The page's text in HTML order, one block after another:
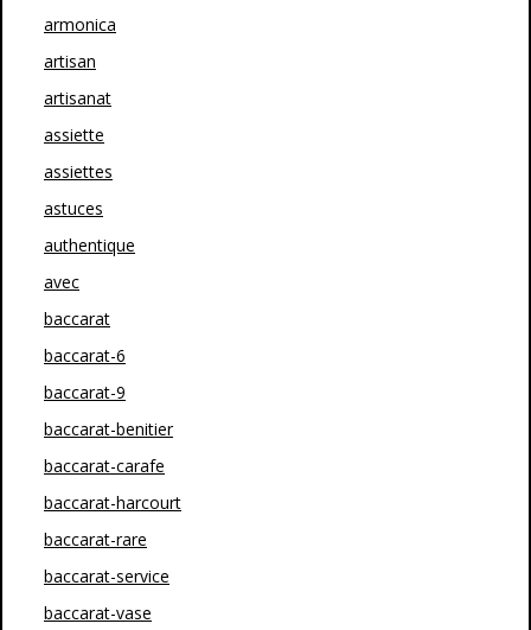
armonica
artisan
artisanat
assiette
assiettes
astuces
authentique
avec
baccarat
baccarat-6
baccarat-9
baccarat-benitier
baccarat-carafe
baccarat-harcourt
baccarat-rare
baccarat-service
baccarat-vase